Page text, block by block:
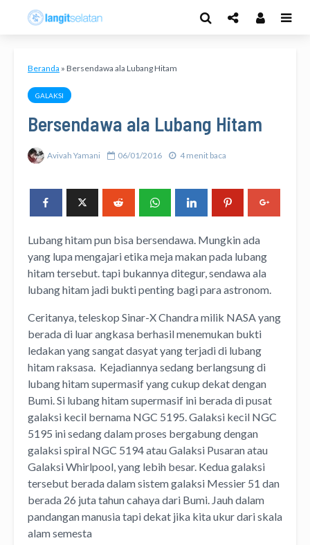
Beranda » Bersendawa ala Lubang Hitam
GALAKSI
Bersendawa ala Lubang Hitam
Avivah Yamani 06/01/2016 4 menit baca
Lubang hitam pun bisa bersendawa. Mungkin ada
yang lupa mengajari etika meja makan pada lubang
hitam tersebut. tapi bukannya ditegur, sendawa ala
lubang hitam jadi bukti penting bagi para astronom.
Ceritanya, teleskop Sinar-X Chandra milik NASA yang
berada di luar angkasa berhasil menemukan bukti
ledakan yang sangat dasyat yang terjadi di lubang
hitam raksasa. Kejadiannya sedang berlangsung di
lubang hitam supermasif yang cukup dekat dengan
Bumi. Si lubang hitam supermasif ini berada di pusat
galaksi kecil bernama NGC 5195. Galaksi kecil NGC
5195 ini sedang dalam proses bergabung dengan
galaksi spiral NGC 5194 atau Galaksi Pusaran atau
Galaksi Whirlpool, yang lebih besar. Kedua galaksi
tersebut berada dalam sistem galaksi Messier 51 dan
berada 26 juta tahun cahaya dari Bumi. Jauh dalam
pandangan manusia tapi dekat jika kita ukur dari skala
alam semesta